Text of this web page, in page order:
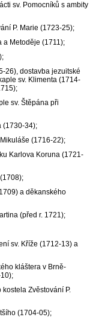
sv. Pomocníků s ambity
P. Marie (1723-25);
a Metoděje (1711);
26), dostavba jezuitské
sv. Klimenta (1714-
sv. Štěpána při
(1730-34);
(1716-22);
Karlova Koruna (1721-
a děkanského
(před r. 1721);
sv. Kříže (1712-13) a
kláštera v Brně-
Zvěstování P.
(1704-05);